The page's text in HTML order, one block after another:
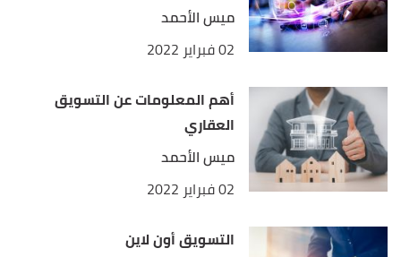
ميس الأحمد
02 فبراير 2022
أهم المعلومات عن التسويق
العقاري
ميس الأحمد
02 فبراير 2022
التسويق أون لاين